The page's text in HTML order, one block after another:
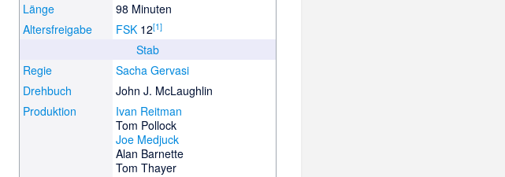
Länge
98 Minuten
Altersfreigabe
FSK 12[1]
Stab
Regie
Sacha Gervasi
Drehbuch
John J. McLaughlin
Produktion
Ivan Reitman
Tom Pollock
Joe Medjuck
Alan Barnette
Tom Thayer